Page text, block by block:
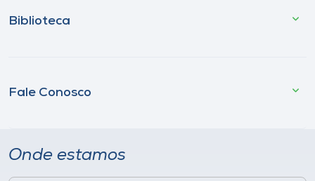
Biblioteca
Fale Conosco
Onde estamos